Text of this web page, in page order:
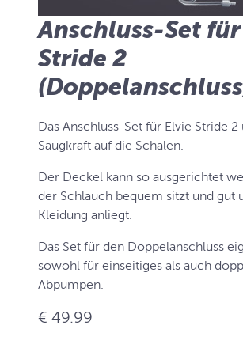
Anschluss-Set
Stride 2
Das Anschluss-Set für Elvie Stride
Saugkraft auf die Schalen.
Der Deckel kann so ausgerichtet
der Schlauch bequem sitzt und gut
Kleidung anliegt.
Das Set für den Doppelanschluss
sowohl für einseitiges als auch
Abpumpen.
€ 49.99